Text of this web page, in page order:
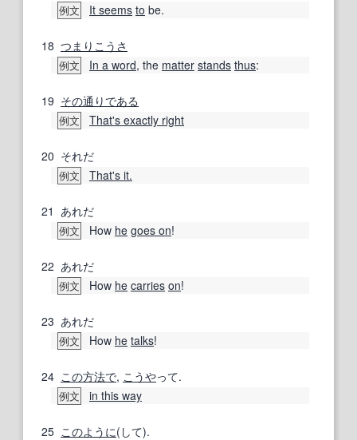
例文 It seems to be.
18 つまり こうさ
例文 In a word, the matter stands thus:
19 その通り である
例文 That's exactly right
20 それだ
例文 That's it.
21 あれだ
例文 How he goes on!
22 あれだ
例文 How he carries on!
23 あれだ
例文 How he talks!
24 この方法で, こうやって.
例文 in this way
25 このように(して).